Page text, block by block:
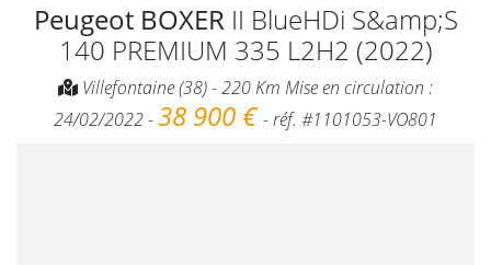
Peugeot BOXER II BlueHDi S&amp;S
140 PREMIUM 335 L2H2 (2022)
Villefontaine (38) - 220 Km Mise en circulation :
24/02/2022 -38 900 €- réf. #1101053-VO801